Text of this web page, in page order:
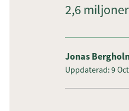
2,6
Jonas
Uppdaterad: 9